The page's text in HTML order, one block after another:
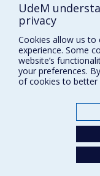
Accessibilité
UdeM
privacy
Cookies allow us to
experience. Some
website’s
your preferences.
of cookies to better